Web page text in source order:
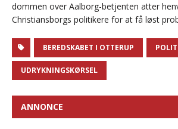
dommen over Aalborg-betjenten atter
Christiansborgs politikere for at få løst
BEREDSKABET I OTTERUP
UDRYKNINGSKØRSEL
ANNONCE